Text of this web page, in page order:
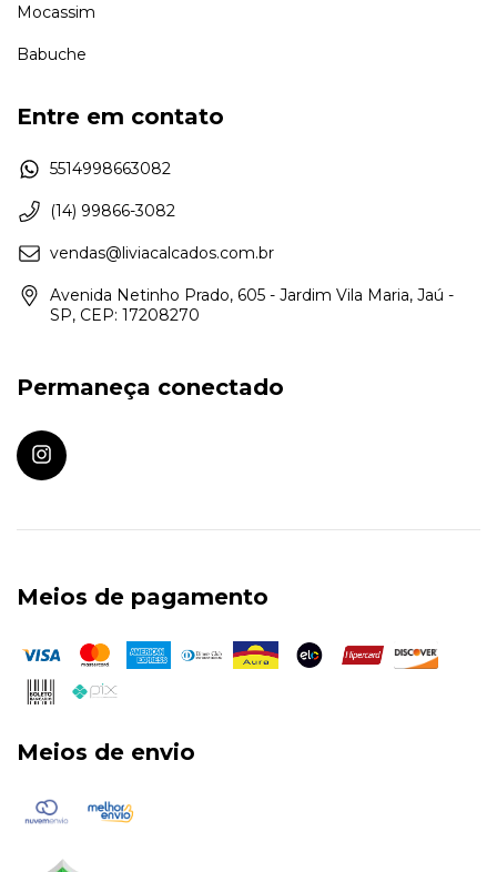
Mocassim
Babuche
Entre em contato
5514998663082
(14) 99866-3082
vendas@liviacalcados.com.br
Avenida Netinho Prado, 605 - Jardim Vila Maria, Jaú -
SP, CEP: 17208270
Permaneça conectado
Meios de pagamento
Meios de envio